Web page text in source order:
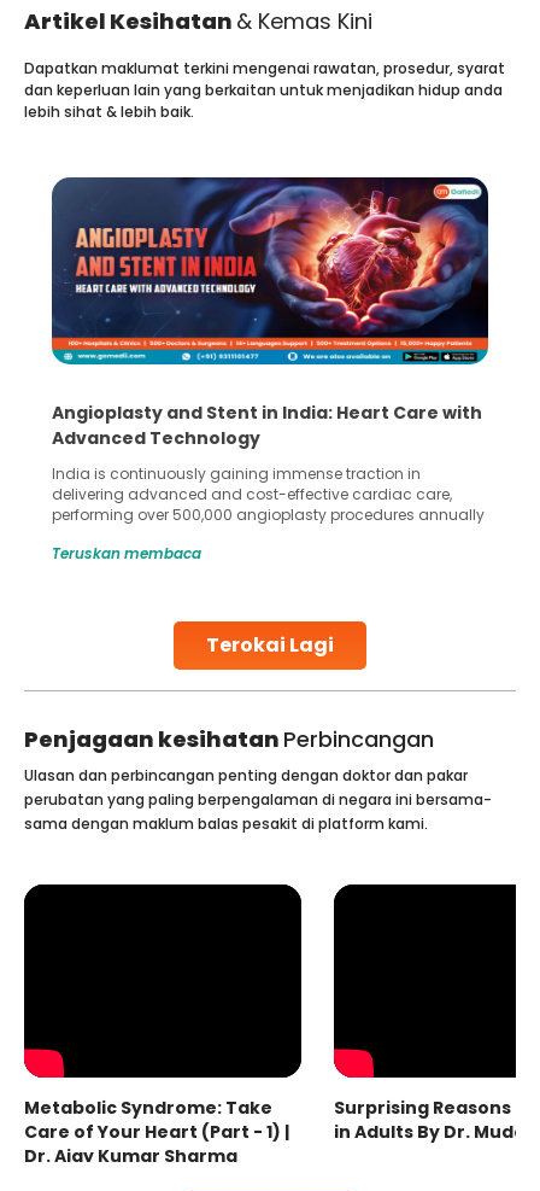
Artikel Kesihatan & Kemas Kini
Terokai Lagi
Dapatkan maklumat terkini mengenai rawatan, prosedur, syarat
dan keperluan lain yang berkaitan untuk menjadikan hidup anda
lebih sihat & lebih baik.
Angioplasty and Stent in India: Heart Care with
Advanced Technology
India is continuously gaining immense traction in
delivering advanced and cost-effective cardiac care,
performing over 500,000 angioplasty procedures annually
globe are searching for treatments like angioplasty and
Studies, such as one published
Teruskan membaca
Penjagaan kesihatan Perbincangan
Ulasan dan perbincangan penting dengan doktor dan pakar
perubatan yang paling berpengalaman di negara ini bersama-
sama dengan maklum balas pesakit di platform kami.
Metabolic Syndrome: Take
Care of Your Heart (Part - 1) |
Dr. Ajay Kumar Sharma
Surprising Reasons
in Adults By Dr.